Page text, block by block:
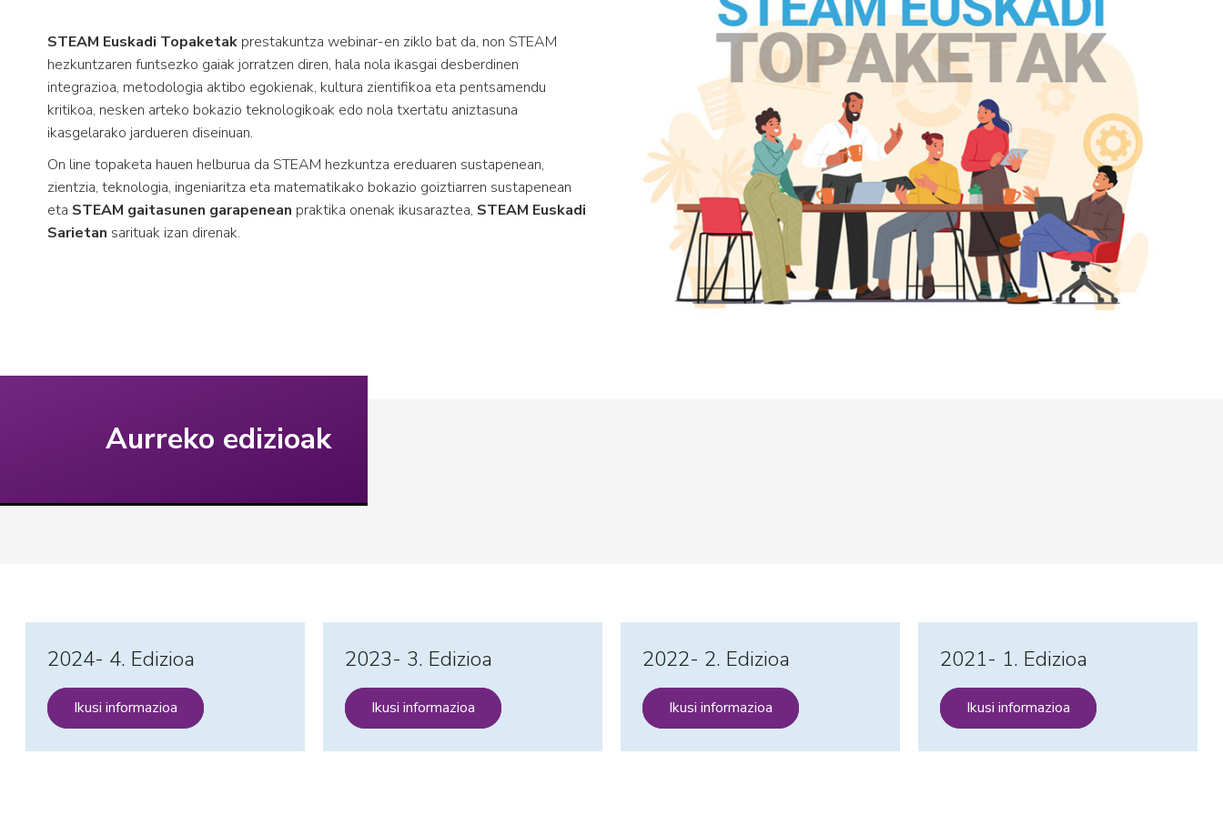
STEAM Euskadi Topaketak prestakuntza webinar-en ziklo bat da, non STEAM
hezkuntzaren funtsezko gaiak jorratzen diren, hala nola ikasgai desberdinen
integrazioa, metodologia aktibo egokienak, kultura zientifikoa eta pentsamendu
kritikoa, nesken arteko bokazio teknologikoak edo nola txertatu aniztasuna
ikasgelarako jardueren diseinuan.
On line topaketa hauen helburua da STEAM hezkuntza ereduaren sustapenean,
zientzia, teknologia, ingeniaritza eta matematikako bokazio goiztiarren sustapenean
eta STEAM gaitasunen garapenean praktika onenak ikusaraztea, STEAM Euskadi
Sarietan sarituak izan direnak.
Aurreko edizioak
2024- 4. Edizioa
Ikusi informazioa
2023- 3. Edizioa
Ikusi informazioa
2022- 2. Edizioa
Ikusi informazioa
2021- 1. Edizioa
Ikusi informazioa